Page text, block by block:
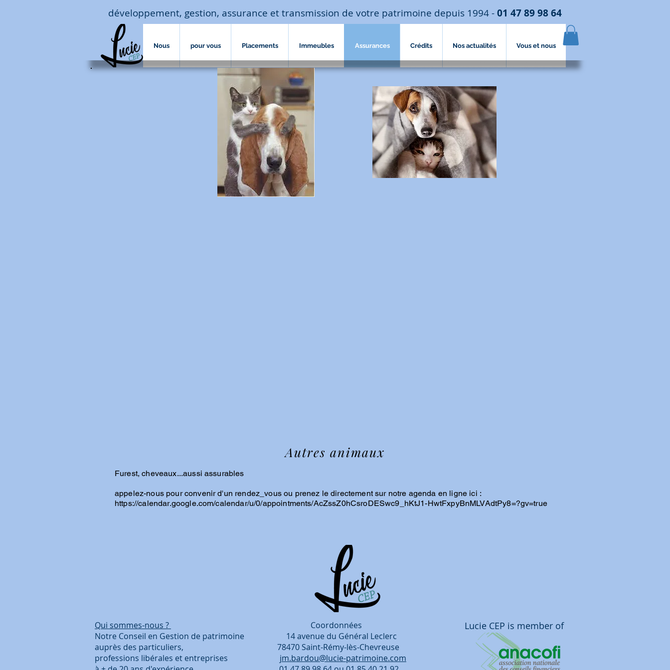
développement, gestion, assurance et transmission de votre patrimoine depuis 1994 -01 47 89 98 64
Nous pour vous Placements Immeubles Assurances Crédits Nos actualités Vous et nous
Autres animaux
Furest, cheveaux...aussi assurables
appelez-nous pour convenir d'un rendez_vous ou prenez le directement sur notre agenda en ligne ici :
https://calendar.google.com/calendar/u/0/appointments/AcZssZ0hCsroDESwc9_hKtJ1-HwtFxpyBnMLVAdtPy8=?gv=true
Qui sommes-nous ?
Coordonnées
Notre Conseil en Gestion de patrimoine 14 avenue du Général Leclerc
auprès des particuliers, 78470 Saint-Rémy-lès-Chevreuse
professions libérales et entreprises jm.bardou@lucie-patrimoine.com
Lucie CEP is member of